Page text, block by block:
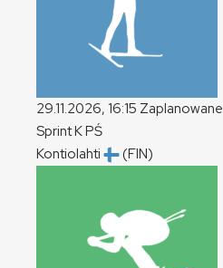
29.11.2026, 16:15 Zaplanowane
SprintKPŚ
Kontiolahti
(FIN)